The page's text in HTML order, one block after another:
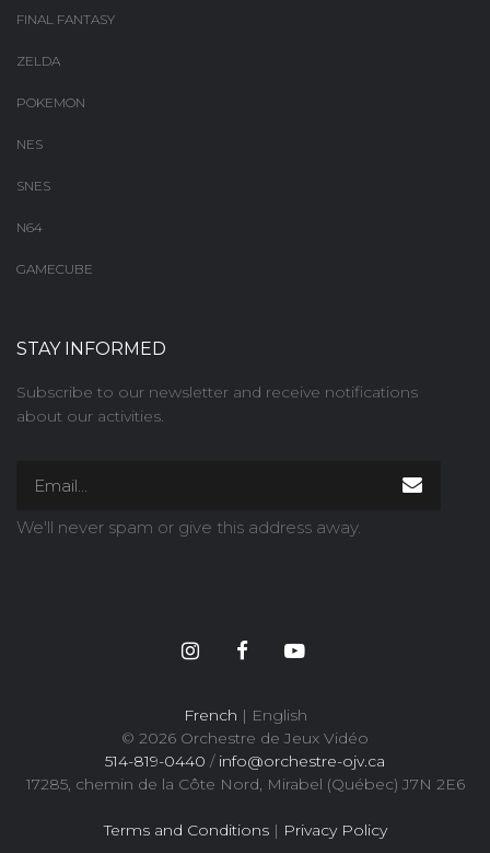
FINAL FANTASY
ZELDA
POKEMON
NES
SNES
N64
GAMECUBE
STAY INFORMED
Subscribe to our newsletter and receive notifications
about our activities.
We'll never spam or give this address away.
French | English
© 2026 Orchestre de Jeux Vidéo
514-819-0440 / info@orchestre-ojv.ca
17285, chemin de la Côte Nord, Mirabel (Québec) J7N 2E6
Terms and Conditions| Privacy Policy